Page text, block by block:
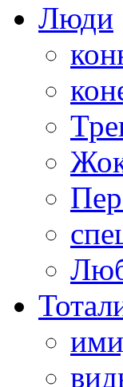
Люди